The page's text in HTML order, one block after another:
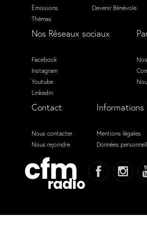
Émissions
Thémas
Devenir Bénévole
Nos Réseaux sociaux
Facebook
Instagram
Youtube
Linkedin
Contact
Nous contacter
Nous rejoindre
Informations
Mentions légales
Données